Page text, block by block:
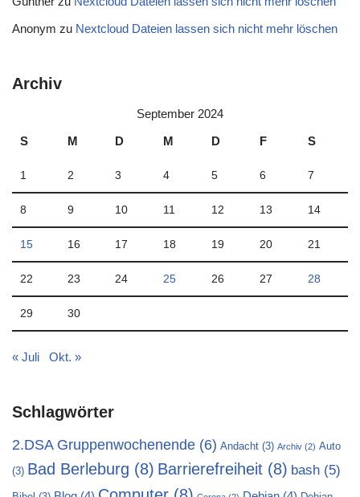
Anonym zu Nextcloud Dateien lassen sich nicht mehr löschen
Archiv
September 2024
S
M D M D F S
1 2 3 4 5 6 7
8 9 10 11 12 13 14
15 16 17 18 19 20 21
22 23 24 25 26 27 28
29 30
« Juli Okt. »
Schlagwörter
2.DSA Gruppenwochenende (6) Andacht (3) Archiv (2) Auto
(3) Bad Berleburg (8) Barrierefreiheit (8) bash (5)